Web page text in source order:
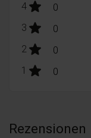
4stars: 0
3 stars: 0
2 stars: 0
1 stars: 0
Rezensionen